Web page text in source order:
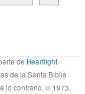
de Heartlight
de la Santa Biblia
lo contrario. © 1973,